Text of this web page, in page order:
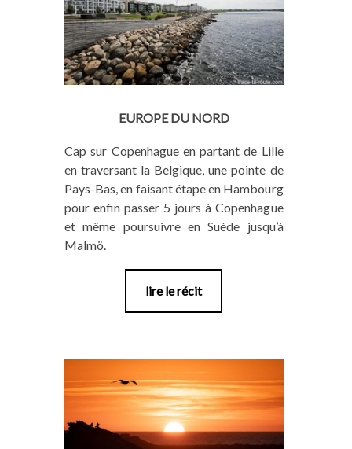
EUROPE DU NORD
Cap sur Copenhague en partant de Lille
en traversant la Belgique, une pointe de
Pays-Bas, en faisant étape en Hambourg
pour enfin passer 5 jours à Copenhague
et même poursuivre en Suède jusqu’à
Malmö.
lire le récit